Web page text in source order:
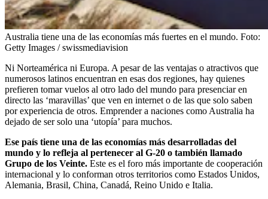
Australia tiene una de las economías más fuertes en el mundo. Foto:
Getty Images / swissmediavision
Ni Norteamérica ni Europa. A pesar de las ventajas o atractivos que
numerosos latinos encuentran en esas dos regiones, hay quienes
prefieren tomar vuelos al otro lado del mundo para presenciar en
directo las ‘maravillas’ que ven en internet o de las que solo saben
por experiencia de otros. Emprender a naciones como Australia ha
dejado de ser solo una ‘utopía’ para muchos.
Ese país tiene una de las economías más desarrolladas del
mundo y lo refleja al pertenecer al G-20 o también llamado
Grupo de los Veinte. Este es el foro más importante de cooperación
internacional y lo conforman otros territorios como Estados Unidos,
Alemania, Brasil, China, Canadá, Reino Unido e Italia.